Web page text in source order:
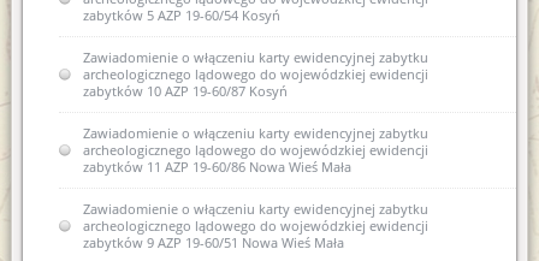
zabytków 5 AZP 19-60/54 Kosyń
Zawiadomienie o włączeniu karty ewidencyjnej zabytku
archeologicznego lądowego do wojewódzkiej ewidencji
zabytków 10 AZP 19-60/87 Kosyń
Zawiadomienie o włączeniu karty ewidencyjnej zabytku
archeologicznego lądowego do wojewódzkiej ewidencji
zabytków 11 AZP 19-60/86 Nowa Wieś Mała
Zawiadomienie o włączeniu karty ewidencyjnej zabytku
archeologicznego lądowego do wojewódzkiej ewidencji
zabytków 9 AZP 19-60/51 Nowa Wieś Mała